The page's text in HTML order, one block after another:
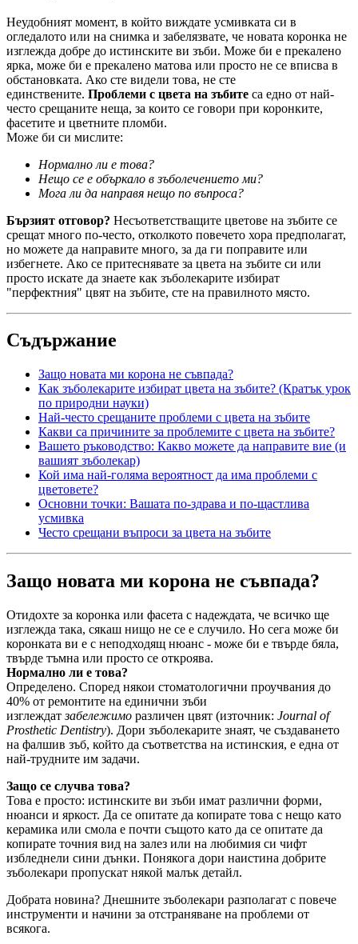
Неудобният момент, в който виждате усмивката си в
огледалото или на снимка и забелязвате, че новата коронка не
изглежда добре до истинските ви зъби. Може би е прекалено
ярка, може би е прекалено матова или просто не се вписва в
обстановката. Ако сте видели това, не сте
единствените. Проблеми с цвета на зъбите са едно от най-
често срещаните неща, за които се говори при коронките,
фасетите и цветните пломби.
Може би си мислите:
Нормално ли е това?
Нещо се е объркало в зъболечението ми?
Мога ли да направя нещо по въпроса?
Бързият отговор? Несъответстващите цветове на зъбите се
срещат много по-често, отколкото повечето хора предполагат,
но можете да направите много, за да ги поправите или
избегнете. Ако се притеснявате за цвета на зъбите си или
просто искате да знаете как зъболекарите избират
"перфектния" цвят на зъбите, сте на правилното място.
Съдържание
Защо новата ми корона не съвпада?
Как зъболекарите избират цвета на зъбите? (Кратък урок
по природни науки)
Най-често срещаните проблеми с цвета на зъбите
Какви са причините за проблемите с цвета на зъбите?
Вашето ръководство: Какво можете да направите вие (и
вашият зъболекар)
Кой има най-голяма вероятност да има проблеми с
цветовете?
Основни точки: Вашата по-здрава и по-щастлива
усмивка
Често срещани въпроси за цвета на зъбите
Защо новата ми корона не съвпада?
Отидохте за коронка или фасета с надеждата, че всичко ще
изглежда така, сякаш нищо не се е случило. Но сега може би
коронката ви е с неподходящ нюанс - може би е твърде бяла,
твърде тъмна или просто се откроява.
Нормално ли е това?
Определено. Според някои стоматологични проучвания до
40% от ремонтите на единични зъби
изглеждатзабележимо различен цвят (източник: Journal of
Prosthetic Dentistry). Дори зъболекарите знаят, че създаването
на фалшив зъб, който да съответства на истинския, е една от
най-трудните им задачи.
Защо се случва това?
Това е просто: истинските ви зъби имат различни форми,
нюанси и яркост. Да се опитате да копирате това с нещо като
керамика или смола е почти същото като да се опитате да
копирате точния вид на залез или на любимия си чифт
избледнели сини дънки. Понякога дори наистина добрите
зъболекари пропускат някой малък детайл.
Добрата новина? Днешните зъболекари разполагат с повече
инструменти и начини за отстраняване на проблеми от
всякога.